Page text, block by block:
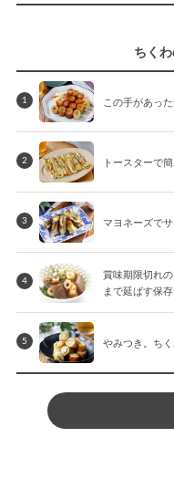
ちく
1 この手があっ
2 トースターで
3 マヨネーズで
4
賞味期限切れ
まで延ばす保
5 やみつき。ち